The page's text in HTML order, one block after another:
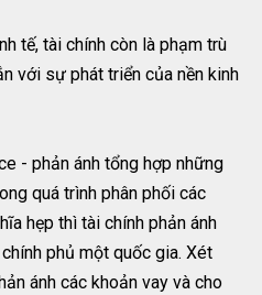
tế, tài chính còn là phạm trù
với sự phát triển của nền kinh
- phản ánh tổng hợp những
quá trình phân phối các
hẹp thì tài chính phản ánh
phủ một quốc gia. Xét
ánh các khoản vay và cho